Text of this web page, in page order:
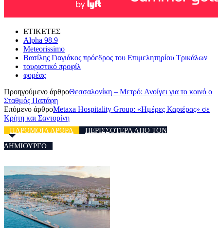
ΕΤΙΚΕΤΕΣ
Alpha 98.9
Meteorissimo
Βασίλης Γιαγιάκος πρόεδρος του Επιμελητηρίου Τρικάλων
τουριστικό προφίλ
φορέας
Προηγούμενο άρθροΘεσσαλονίκη – Μετρό: Ανοίγει για το κοινό ο
Σταθμός Παπάφη
Επόμενο άρθροMetaxa Hospitality Group: «Ημέρες Καριέρας» σε
Κρήτη και Σαντορίνη
ΠΑΡΟΜΟΙΑ ΑΡΘΡΑ
ΠΕΡΙΣΣΟΤΕΡΑ ΑΠΟ ΤΟΝ
ΔΗΜΙΟΥΡΓΟ